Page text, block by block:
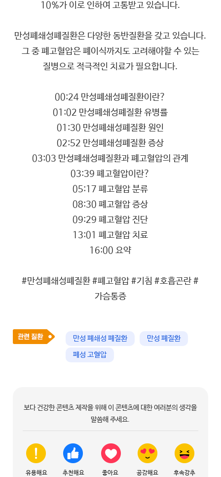
10%가 이로 인하여 고통받고 있습니다.
만성폐쇄성폐질환은 다양한 동반질환을 갖고 있습니다.
그 중 폐고혈압은 폐이식까지도 고려해야할 수 있는
질병으로 적극적인 치료가 필요합니다.
00:24 만성폐쇄성폐질환이란?
01:02 만성폐쇄성폐질환 유병률
01:30 만성폐쇄성폐질환 원인
02:52 만성폐쇄성폐질환 증상
03:03 만성폐쇄성폐질환과 폐고혈압의 관계
03:39 폐고혈압이란?
05:17 폐고혈압 분류
08:30 폐고혈압 증상
09:29 폐고혈압 진단
13:01 폐고혈압 치료
16:00 요약
#만성폐쇄성폐질환 #폐고혈압 #기침 #호흡곤란 #
가슴통증
만성 폐쇄성 폐질환
만성 폐질환
폐성 고혈압
보다 건강한 콘텐츠 제작을 위해 이 콘텐츠에 대한 여러분의 생각을
말씀해 주세요.
유용해요 추천해요 좋아요 공감해요 후속강추